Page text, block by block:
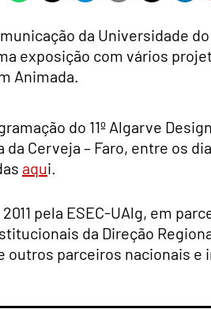
da Universidade
exposição com vários
Animada.
do 11º Algarve
Cerveja – Faro, entre os
aqui.
pela ESEC-UAlg, em
da Direção
outros parceiros nacionais e